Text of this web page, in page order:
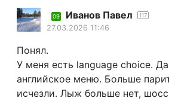
09 Иванов Павел 117
27.03.2026 11:46
Понял.
У меня есть language choice.
английское меню. Больше
исчезли. Лыж больше нет,